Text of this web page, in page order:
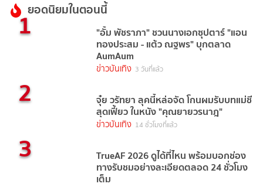
ยอดนิยมในตอนนี้
1 "อั้ม พัชราภา" ชวนนางเอกซุปตาร์ "แอน
ทองประสม - แต้ว ณฐพร" บุกตลาด
AumAum
ข่าวบันเทิง 3 วันที่แล้ว
2 จุ๋ย วรัทยา ลุคนี้หล่อจัด โกนผมรับบทแม่ชี
สุดเฟี้ยว ในหนัง "คุณยายวรนาฎ"
ข่าวบันเทิง 14 ชั่วโมงที่แล้ว
3 TrueAF 2026 ดูได้ที่ไหน พร้อมบอกช่อง
ทางรับชมอย่างละเอียดตลอด 24 ชั่วโมง
เต็ม